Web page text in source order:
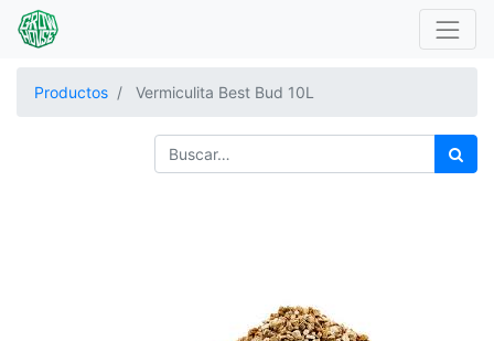
Productos Vermiculita Best Bud 10L